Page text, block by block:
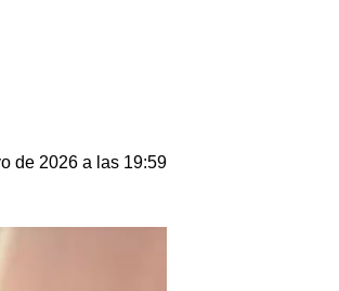
de 2026 a las 19:59